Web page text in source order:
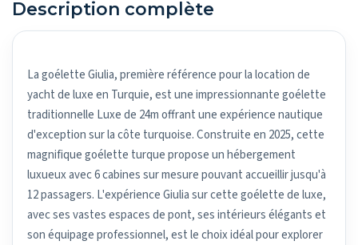
Description complète
La goélette Giulia, première référence pour la location de
yacht de luxe en Turquie, est une impressionnante goélette
traditionnelle Luxe de 24m offrant une expérience nautique
d'exception sur la côte turquoise. Construite en 2025, cette
magnifique goélette turque propose un hébergement
luxueux avec 6 cabines sur mesure pouvant accueillir jusqu'à
12 passagers. L'expérience Giulia sur cette goélette de luxe,
avec ses vastes espaces de pont, ses intérieurs élégants et
son équipage professionnel, est le choix idéal pour explorer